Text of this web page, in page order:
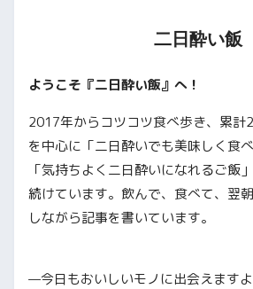
二日酔い飯
ようこそ『二日酔い飯』へ！
2017年からコツコツ食べ歩き、累計
を中心に「二日酔いでも美味しく食
「気持ちよく二日酔いになれるご飯
続けています。飲んで、食べて、翌
しながら記事を書いています。
—今日もおいしいモノに出会えますよ